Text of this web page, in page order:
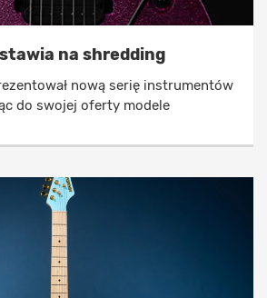
na shredding
nową serię instrumentów
do swojej oferty modele